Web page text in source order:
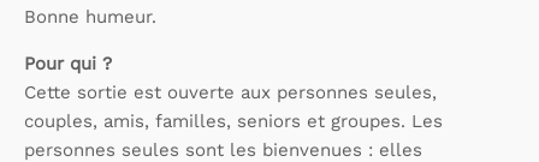
Bonne humeur.
Pour qui ?
Cette sortie est ouverte aux personnes seules,
couples, amis, familles, seniors et groupes. Les
personnes seules sont les bienvenues : elles